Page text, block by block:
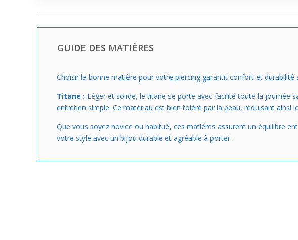
GUIDE DES MATIÈRES
Choisir la bonne matière pour votre piercing garantit confort et durabilité
Titane : Léger et solide, le titane se porte avec facilité toute la journée
entretien simple. Ce matériau est bien toléré par la peau, réduisant ainsi
Que vous soyez novice ou habitué, ces matières assurent un équilibre
votre style avec un bijou durable et agréable à porter.